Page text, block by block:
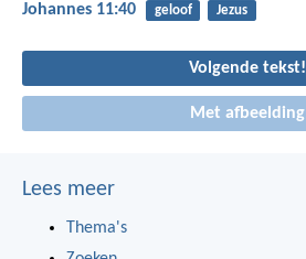
Johannes 11:40 geloof Jezus
Volgende tekst!
Met afbeelding
Lees meer
Thema's